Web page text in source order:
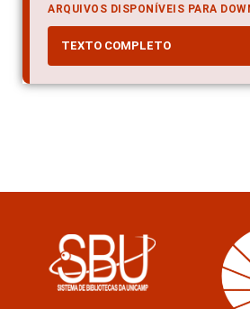
ARQUIVOS DISPONÍVEIS PARA
TEXTO COMPLETO